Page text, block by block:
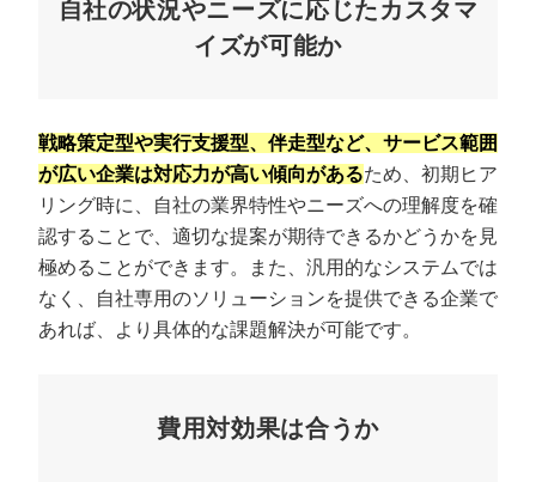
自社の状況やニーズに応じたカスタマ
イズが可能か
戦略策定型や実行支援型、伴走型など、サービス範囲
が広い企業は対応力が高い傾向があるため、初期ヒア
リング時に、自社の業界特性やニーズへの理解度を確
認することで、適切な提案が期待できるかどうかを見
極めることができます。また、汎用的なシステムでは
なく、自社専用のソリューションを提供できる企業で
あれば、より具体的な課題解決が可能です。
費用対効果は合うか